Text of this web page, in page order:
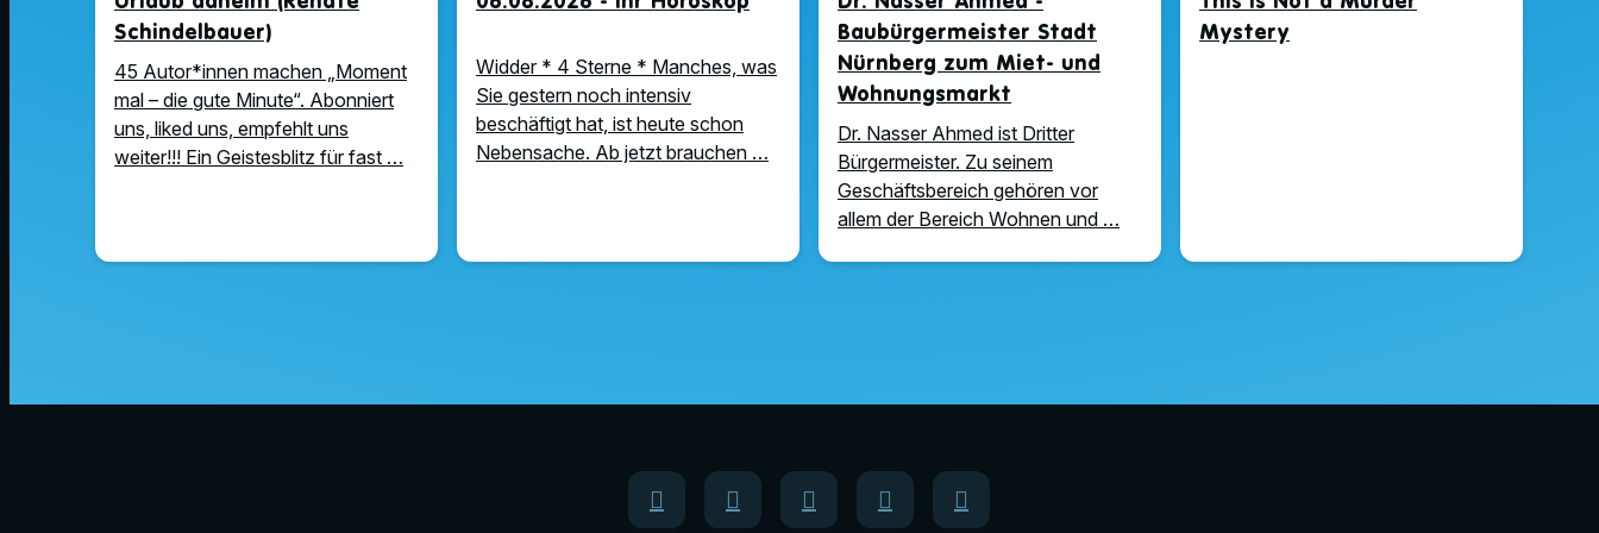
Schindelbauer)
45 Autor*innen machen „Moment
mal – die gute Minute“. Abonniert
uns, liked uns, empfehlt uns
weiter!!! Ein Geistesblitz für fast …
Widder * 4 Sterne * Manches, was
Sie gestern noch intensiv
beschäftigt hat, ist heute schon
Nebensache. Ab jetzt brauchen …
Baubürgermeister Stadt
Nürnberg zum Miet- und
Wohnungsmarkt
Dr. Nasser Ahmed ist Dritter
Bürgermeister. Zu seinem
Geschäftsbereich gehören vor
allem der Bereich Wohnen und …
Mystery